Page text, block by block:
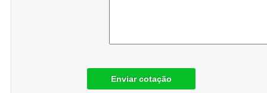
Enviar cotação